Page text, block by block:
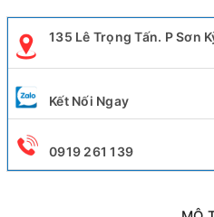
135 Lê Trọng Tấn. P Sơn
Kết Nối Ngay
0919 261 139